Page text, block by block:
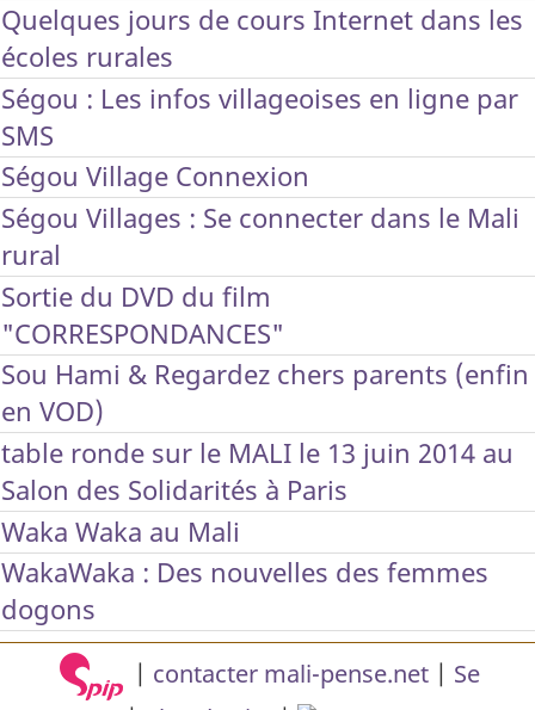
Quelques jours de cours Internet dans les
écoles rurales
Ségou : Les infos villageoises en ligne par
SMS
Ségou Village Connexion
Ségou Villages : Se connecter dans le Mali
rural
Sortie du DVD du film
"CORRESPONDANCES"
Sou Hami & Regardez chers parents (enfin
en VOD)
table ronde sur le MALI le 13 juin 2014 au
Salon des Solidarités à Paris
Waka Waka au Mali
WakaWaka : Des nouvelles des femmes
dogons
| contacter mali-pense.net| Se